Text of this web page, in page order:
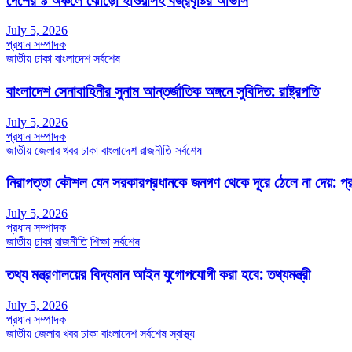
July 5, 2026
প্রধান সম্পাদক
জাতীয় ঢাকা বাংলাদেশ সর্বশেষ
বাংলাদেশ সেনাবাহিনীর সুনাম আন্তর্জাতিক অঙ্গনে সুবিদিত: রাষ্ট্রপতি
July 5, 2026
প্রধান সম্পাদক
জাতীয় জেলার খবর ঢাকা বাংলাদেশ রাজনীতি সর্বশেষ
নিরাপত্তা কৌশল যেন সরকারপ্রধানকে জনগণ থেকে দূরে ঠেলে না দেয়:
July 5, 2026
প্রধান সম্পাদক
জাতীয় ঢাকা রাজনীতি শিক্ষা সর্বশেষ
তথ্য মন্ত্রণালয়ের বিদ্যমান আইন যুগোপযোগী করা হবে: তথ্যমন্ত্রী
July 5, 2026
প্রধান সম্পাদক
জাতীয় জেলার খবর ঢাকা বাংলাদেশ সর্বশেষ স্বাস্থ্য